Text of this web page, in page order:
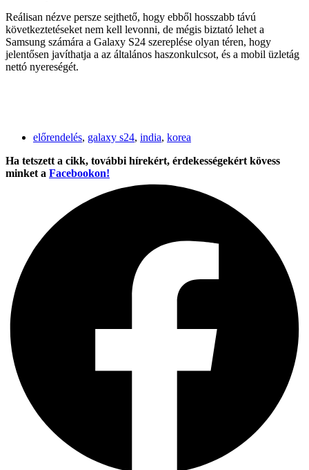
Reálisan nézve persze sejthető, hogy ebből hosszabb távú
következtetéseket nem kell levonni, de mégis biztató lehet a
Samsung számára a Galaxy S24 szereplése olyan téren, hogy
jelentősen javíthatja a az általános haszonkulcsot, és a mobil üzletág
nettó nyereségét.
előrendelés, galaxy s24, india, korea
Ha tetszett a cikk, további hírekért, érdekességekért kövess
minket a Facebookon!